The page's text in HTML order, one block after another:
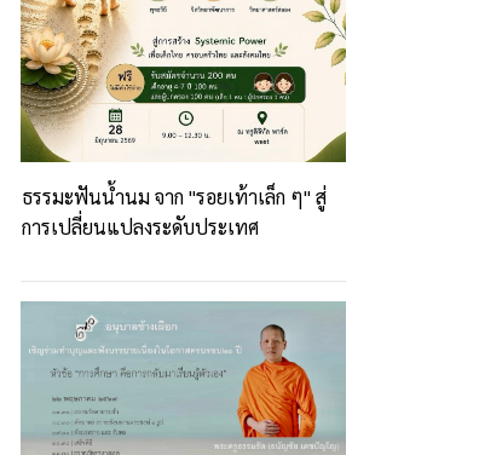
ธรรมะฟันน้ำนม จาก "รอยเท้าเล็ก ๆ" สู่
การเปลี่ยนแปลงระดับประเทศ